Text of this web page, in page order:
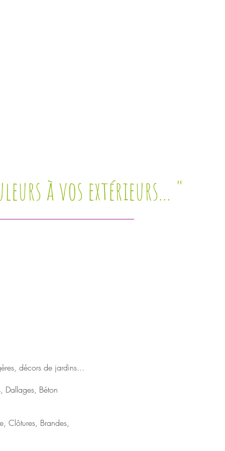
à vos extérieurs... "
décors de jardins...
Dallages, Béton
Clôtures, Brandes,